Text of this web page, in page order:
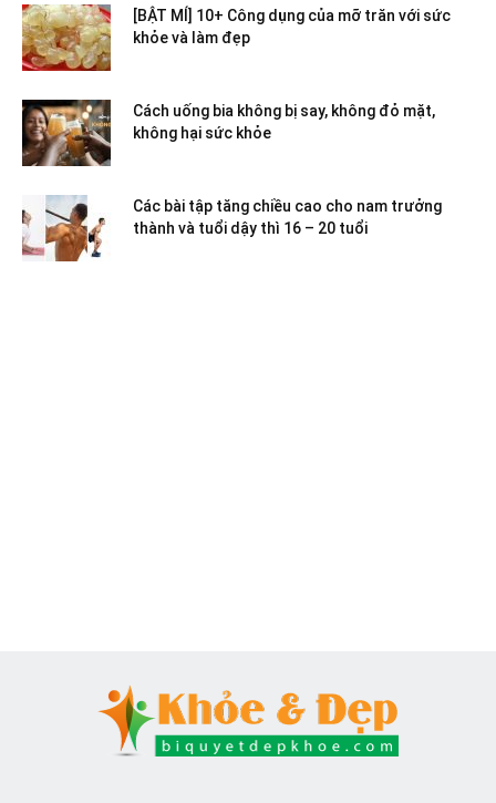
[BẬT MÍ] 10+ Công dụng của mỡ trăn với sức
khỏe và làm đẹp
Cách uống bia không bị say, không đỏ mặt,
không hại sức khỏe
Các bài tập tăng chiều cao cho nam trưởng
thành và tuổi dậy thì 16 – 20 tuổi